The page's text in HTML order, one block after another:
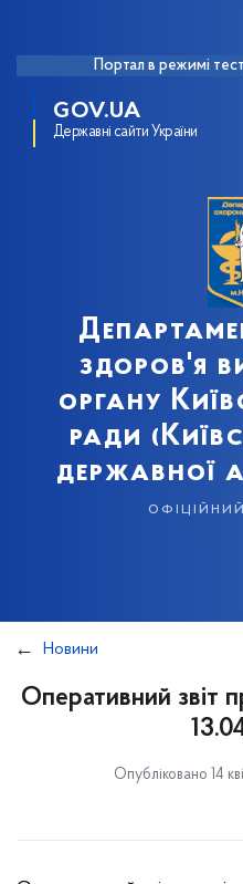
Портал в режимі
GOV.UA
Державні сайти України
здоров'я
органу
ради
державної
Новини
Оперативний звіт
Опубліковано 14